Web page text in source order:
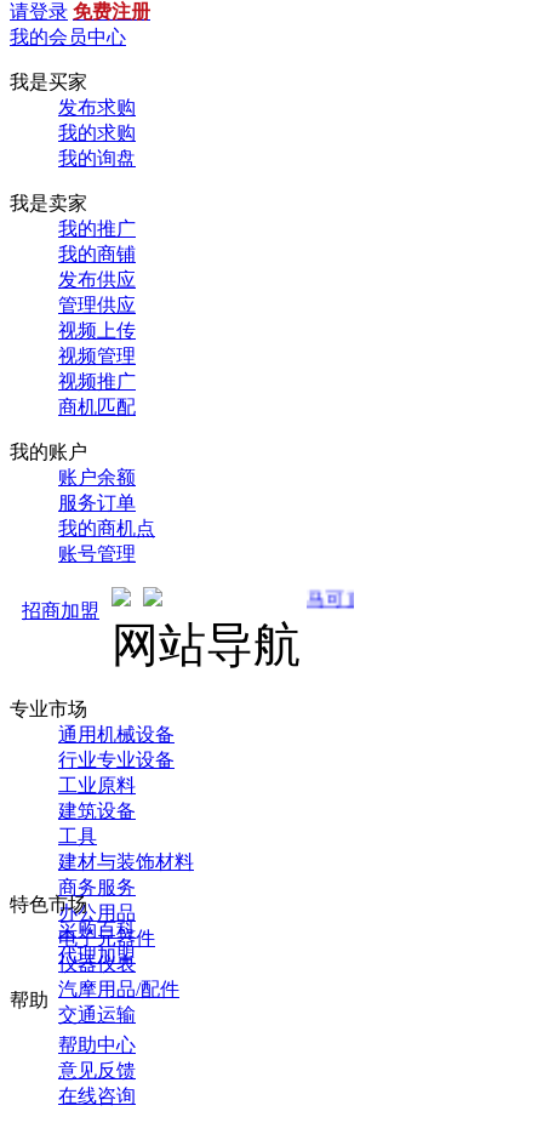
请登录 免费注册
我的会员中心
我是买家
发布求购
我的求购
我的询盘
我是卖家
我的推广
我的商铺
发布供应
管理供应
视频上传
视频管理
视频推广
商机匹配
我的账户
账户余额
服务订单
我的商机点
账号管理
招商加盟
马可直通车开启预售！全新推广 强
网站导航
专业市场
通用机械设备
行业专业设备
工业原料
建筑设备
工具
建材与装饰材料
商务服务
办公用品
电子元器件
仪器仪表
汽摩用品/配件
交通运输
特色市场
采购百科
代理加盟
帮助
帮助中心
意见反馈
在线咨询